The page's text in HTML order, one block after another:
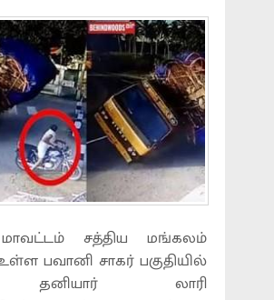
சத்திய மங்கலம்
பவானி சாகர் பகுதியில்
லாரி